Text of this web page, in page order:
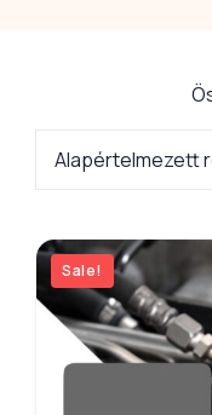
Sale!